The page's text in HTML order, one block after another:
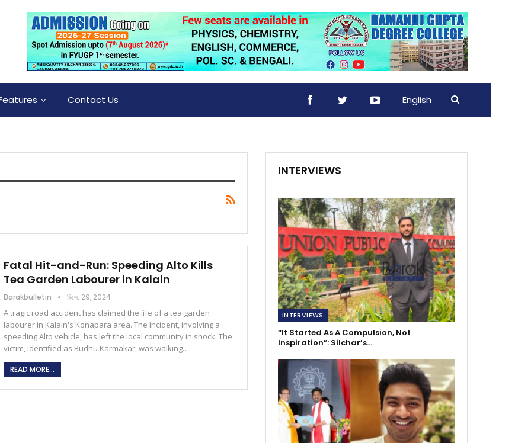
Contact Us English
Fatal Hit-and-Run: Speeding Alto Kills
Tea Garden Labourer in Kalain
Barakbulletin ডিসে. 29, 2024
A tragic road accident has claimed the life of a tea garden
labourer in Kalain's Konapara area. The incident, involving a
speeding Alto vehicle, has left the local community in shock. The
victim, identified as Budhu Karmakar, was walking…
READ MORE...
INTERVIEWS
INTERVIEWS
“It Started As A Compulsion, Not
Inspiration”: Silchar’s…